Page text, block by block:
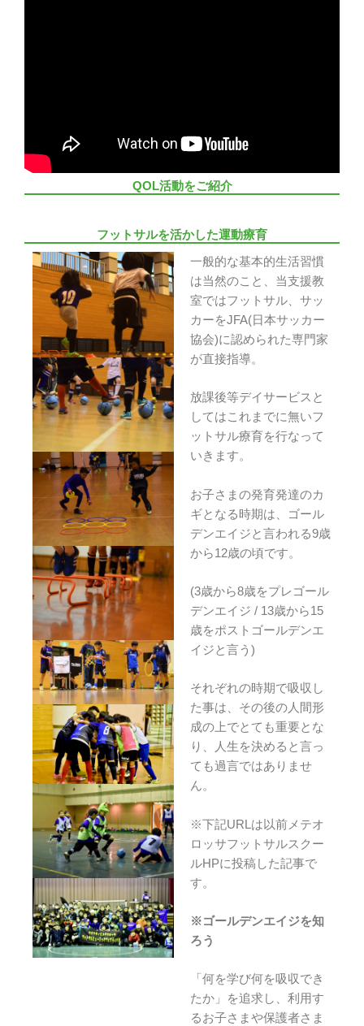
QOL活動をご紹介
フットサルを活かした運動療育
一般的な基本的生活習慣
は当然のこと、当支援教
室ではフットサル、サッ
カーをJFA(日本サッカー
協会)に認められた専門家
が直接指導。
放課後等デイサービスと
してはこれまでに無いフ
ットサル療育を行なって
いきます。
お子さまの発育発達のカ
ギとなる時期は、ゴール
デンエイジと言われる9歳
から12歳の頃です。
(3歳から8歳をプレゴール
デンエイジ / 13歳から15
歳をポストゴールデンエ
イジと言う)
それぞれの時期で吸収し
た事は、その後の人間形
成の上でとても重要とな
り、人生を決めると言っ
ても過言ではありませ
ん。
※下記URLは以前メテオ
ロッサフットサルスクー
ルHPに投稿した記事で
す。
※ゴールデンエイジを知
ろう
「何を学び何を吸収でき
たか」を追求し、利用す
るお子さまや保護者さま